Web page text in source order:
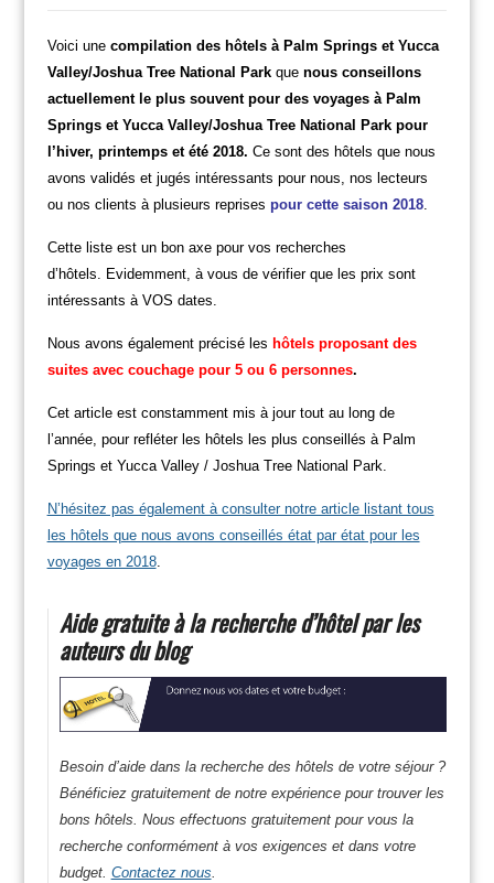
Voici une compilation des hôtels à Palm Springs et Yucca
Valley/Joshua Tree National Parkque nous conseillons
actuellement le plus souvent pour des voyages à Palm
Springs et Yucca Valley/Joshua Tree National Park pour
l’hiver, printemps et été 2018. Ce sont des hôtels que nous
avons validés et jugés intéressants pour nous, nos lecteurs
ou nos clients à plusieurs reprises pour cette saison 2018.
Cette liste est un bon axe pour vos recherches
d’hôtels. Evidemment, à vous de vérifier que les prix sont
intéressants à VOS dates.
Nous avons également précisé les hôtels proposant des
suites avec couchage pour 5 ou 6 personnes.
Cet article est constamment mis à jour tout au long de
l’année, pour refléter les hôtels les plus conseillés à Palm
Springs et Yucca Valley / Joshua Tree National Park.
N’hésitez pas également à consulter notre article listant tous
les hôtels que nous avons conseillés état par état pour les
voyages en 2018.
Aide gratuite à la recherche d’hôtel par les
auteurs du blog
Besoin d’aide dans la recherche des hôtels de votre séjour ?
Bénéficiez gratuitement de notre expérience pour trouver les
bons hôtels. Nous effectuons gratuitement pour vous la
recherche conformément à vos exigences et dans votre
budget. Contactez nous.